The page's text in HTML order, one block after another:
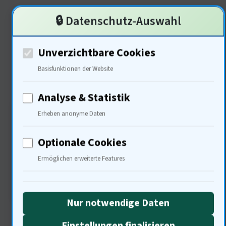
Viertel beeinflussen?
Psychologische Effekte der
Die Präsenz von Bäumen kann Stress
🔒 Datenschutz-Auswahl
Unverzichtbare Cookies
Basisfunktionen der Website
Analyse & Statistik
Erheben anonyme Daten
Optionale Cookies
Ermöglichen erweiterte Features
Nur notwendige Daten